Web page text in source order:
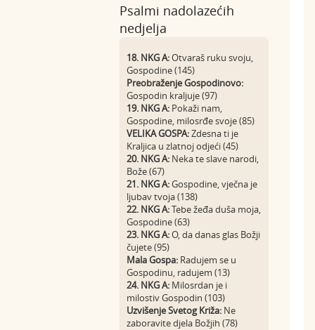
Psalmi nadolazećih
nedjelja
18. NKG A:Otvaraš ruku svoju,
Gospodine (145)
Preobraženje Gospodinovo:
Gospodin kraljuje (97)
19. NKG A: Pokaži nam,
Gospodine, milosrđe svoje (85)
VELIKA GOSPA:Zdesna ti je
Kraljica u zlatnoj odjeći (45)
20. NKG A: Neka te slave narodi,
Bože (67)
21. NKG A:Gospodine, vječna je
ljubav tvoja (138)
22. NKG A:Tebe žeđa duša moja,
Gospodine (63)
23. NKG A:O, da danas glas Božji
čujete (95)
Mala Gospa: Radujem se u
Gospodinu, radujem (13)
24. NKG A: Milosrdan je i
milostiv Gospodin (103)
Uzvišenje Svetog Križa: Ne
zaboravite djela Božjih (78)